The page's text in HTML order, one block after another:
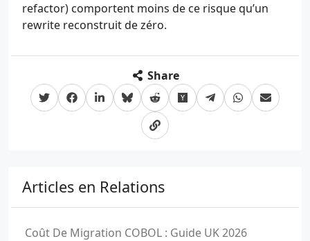
refactor) comportent moins de ce risque qu’un
rewrite reconstruit de zéro.
Share
Articles en Relations
Coût De Migration COBOL : Guide UK 2026